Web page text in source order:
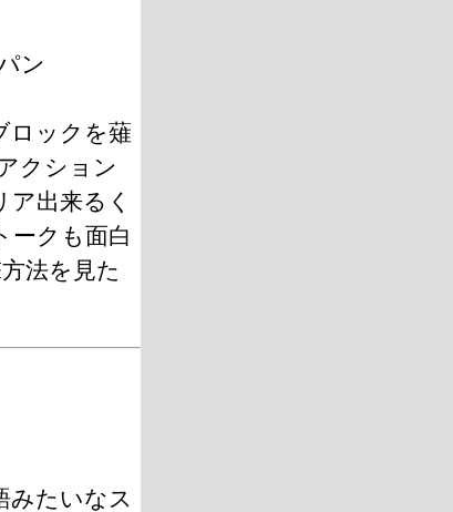
ン
ロックを薙
クション
出来るく
ークも面白
法を見た
みたいなス